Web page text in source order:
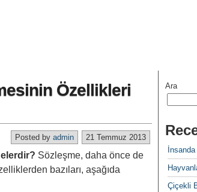
Özellikleri
21 Temmuz 2013
Posted by admin
Sözleşme, daha önce de
bazıları, aşağıda
Ara
Çiçekli